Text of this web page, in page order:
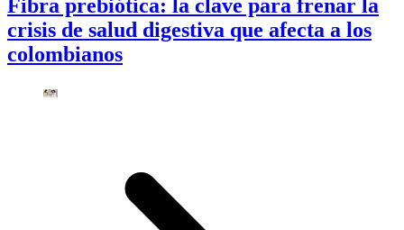
Fibra prebiótica: la clave para frenar la
crisis de salud digestiva que afecta a los
colombianos